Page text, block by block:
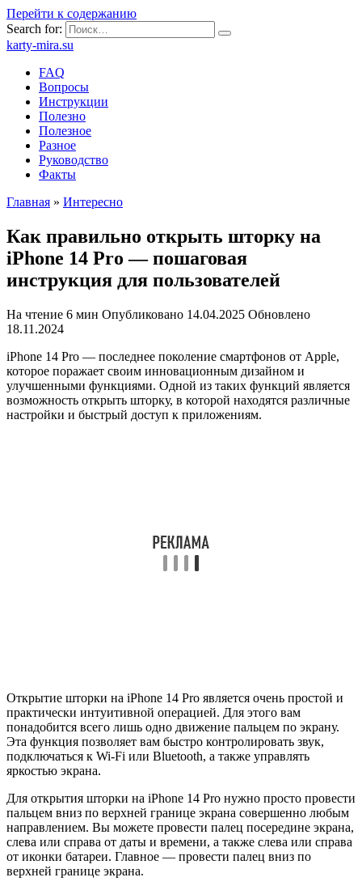
Перейти к содержанию
Search for:
karty-mira.su
FAQ
Вопросы
Инструкции
Полезно
Полезное
Разное
Руководство
Факты
Главная » Интересно
Как правильно открыть шторку на
iPhone 14 Pro — пошаговая
инструкция для пользователей
На чтение 6 мин Опубликовано 14.04.2025 Обновлено
18.11.2024
iPhone 14 Pro — последнее поколение смартфонов от Apple,
которое поражает своим инновационным дизайном и
улучшенными функциями. Одной из таких функций является
возможность открыть шторку, в которой находятся различные
настройки и быстрый доступ к приложениям.
Открытие шторки на iPhone 14 Pro является очень простой и
практически интуитивной операцией. Для этого вам
понадобится всего лишь одно движение пальцем по экрану.
Эта функция позволяет вам быстро контролировать звук,
подключаться к Wi-Fi или Bluetooth, а также управлять
яркостью экрана.
Для открытия шторки на iPhone 14 Pro нужно просто провести
пальцем вниз по верхней границе экрана совершенно любым
направлением. Вы можете провести палец посередине экрана,
слева или справа от даты и времени, а также слева или справа
от иконки батареи. Главное — провести палец вниз по
верхней границе экрана.